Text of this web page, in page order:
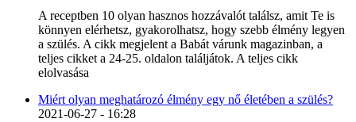
A receptben 10 olyan hasznos hozzávalót találsz, amit Te is
könnyen elérhetsz, gyakorolhatsz, hogy szebb élmény legyen
a szülés. A cikk megjelent a Babát várunk magazinban, a
teljes cikket a 24-25. oldalon találjátok. A teljes cikk
elolvasása
Miért olyan meghatározó élmény egy nő életében a szülés?
2021-06-27 - 16:28